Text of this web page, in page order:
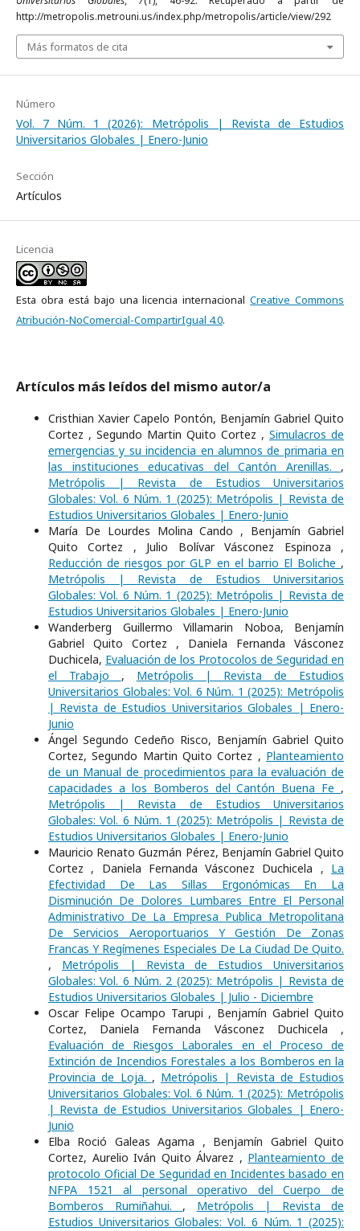
http://metropolis.metrouni.us/index.php/metropolis/article/view/292
Más formatos de cita
Número
Vol. 7 Núm. 1 (2026): Metrópolis | Revista de Estudios
Universitarios Globales | Enero-Junio
Sección
Artículos
Licencia
Esta obra está bajo una licencia internacionalCreative Commons
Atribución-NoComercial-CompartirIgual 4.0.
Artículos más leídos del mismo autor/a
Cristhian Xavier Capelo Pontón, Benjamín Gabriel Quito
Cortez , Segundo Martin Quito Cortez , Simulacros de
emergencias y su incidencia en alumnos de primaria en
las instituciones educativas del Cantón Arenillas. ,
Metrópolis | Revista de Estudios Universitarios
Globales: Vol. 6 Núm. 1 (2025): Metrópolis | Revista de
Estudios Universitarios Globales | Enero-Junio
María De Lourdes Molina Cando , Benjamín Gabriel
Quito Cortez , Julio Bolívar Vásconez Espinoza ,
Reducción de riesgos por GLP en el barrio El Boliche ,
Metrópolis | Revista de Estudios Universitarios
Globales: Vol. 6 Núm. 1 (2025): Metrópolis | Revista de
Estudios Universitarios Globales | Enero-Junio
Wanderberg Guillermo Villamarin Noboa, Benjamín
Gabriel Quito Cortez , Daniela Fernanda Vásconez
Duchicela, Evaluación de los Protocolos de Seguridad en
el Trabajo , Metrópolis | Revista de Estudios
Universitarios Globales: Vol. 6 Núm. 1 (2025): Metrópolis
| Revista de Estudios Universitarios Globales | Enero-
Junio
Ángel Segundo Cedeño Risco, Benjamín Gabriel Quito
Cortez, Segundo Martin Quito Cortez , Planteamiento
de un Manual de procedimientos para la evaluación de
capacidades a los Bomberos del Cantón Buena Fe ,
Metrópolis | Revista de Estudios Universitarios
Globales: Vol. 6 Núm. 1 (2025): Metrópolis | Revista de
Estudios Universitarios Globales | Enero-Junio
Mauricio Renato Guzmán Pérez, Benjamín Gabriel Quito
Cortez , Daniela Fernanda Vásconez Duchicela , La
Efectividad De Las Sillas Ergonómicas En La
Disminución De Dolores Lumbares Entre El Personal
Administrativo De La Empresa Publica Metropolitana
De Servicios Aeroportuarios Y Gestión De Zonas
Francas Y Regímenes Especiales De La Ciudad De Quito.
, Metrópolis | Revista de Estudios Universitarios
Globales: Vol. 6 Núm. 2 (2025): Metrópolis | Revista de
Estudios Universitarios Globales | Julio - Diciembre
Oscar Felipe Ocampo Tarupi , Benjamín Gabriel Quito
Cortez, Daniela Fernanda Vásconez Duchicela ,
Evaluación de Riesgos Laborales en el Proceso de
Extinción de Incendios Forestales a los Bomberos en la
Provincia de Loja. , Metrópolis | Revista de Estudios
Universitarios Globales: Vol. 6 Núm. 1 (2025): Metrópolis
| Revista de Estudios Universitarios Globales | Enero-
Junio
Elba Roció Galeas Agama , Benjamín Gabriel Quito
Cortez, Aurelio Iván Quito Álvarez , Planteamiento de
protocolo Oficial De Seguridad en Incidentes basado en
NFPA 1521 al personal operativo del Cuerpo de
Bomberos Rumiñahui. , Metrópolis | Revista de
Estudios Universitarios Globales: Vol. 6 Núm. 1 (2025):